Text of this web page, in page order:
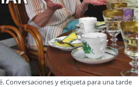
Conversaciones y etiqueta para una tarde